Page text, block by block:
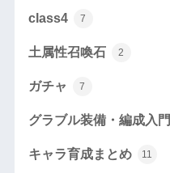
class4 7
土属性召喚石 2
ガチャ 7
グラブル装備・編成入門
キャラ育成まとめ 11